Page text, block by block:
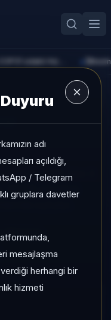
adı
açıldığı,
/ Telegram
gruplara davetler
mesajlaşma
verdiği herhangi bir
hizmeti
ayda %-4,60, son 3
sinyaliyle
sunulur.
Mid Cap